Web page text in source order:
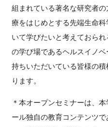
新規登録
イベント
プログラム
ニュース・掲示板
組まれている著名な研究者
療をはじめとする先端生命
いて学びたいと考えておら
の学び場であるヘルスイノ
持ちいただいている皆様の
ります。
＊本オープンセミナーは、
ール独自の教育コンテンツ